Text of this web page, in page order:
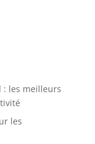
: les meilleurs
les